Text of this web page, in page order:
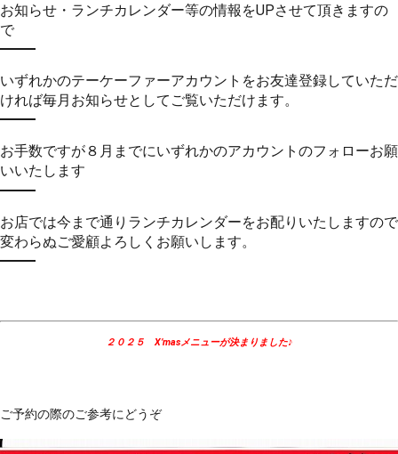
お知らせ・ランチカレンダー等の情報をUPさせて頂きますの
で
いずれかのテーケーファーアカウントをお友達登録していただ
ければ毎月お知らせとしてご覧いただけます。
お手数ですが８月までにいずれかのアカウントのフォローお願
いいたします
お店では今まで通りランチカレンダーをお配りいたしますので
変わらぬご愛顧よろしくお願いします。
２０２５ X’masメニューが決まりました♪
ご予約の際のご参考にどうぞ